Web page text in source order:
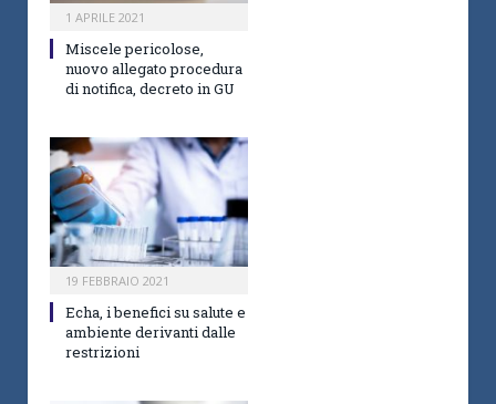
1 APRILE 2021
Miscele pericolose,
nuovo allegato procedura
di notifica, decreto in GU
19 FEBBRAIO 2021
Echa, i benefici su salute e
ambiente derivanti dalle
restrizioni